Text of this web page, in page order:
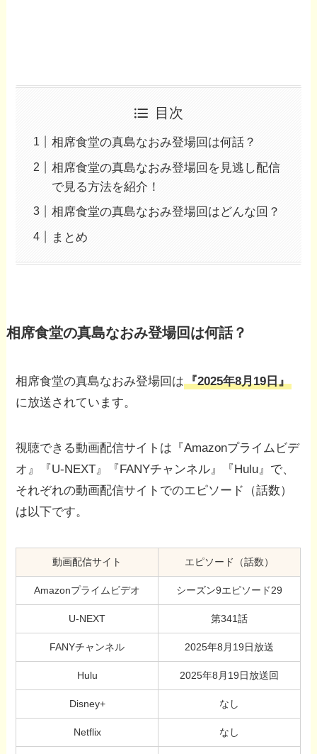
目次
相席食堂の真島なおみ登場回は何話？
相席食堂の真島なおみ登場回を見逃し配信
で見る方法を紹介！
相席食堂の真島なおみ登場回はどんな回？
まとめ
相席食堂の真島なおみ登場回は何話？
相席食堂の真島なおみ登場回は『2025年8月19日』
に放送されています。
視聴できる動画配信サイトは『Amazonプライムビデ
オ』『U-NEXT』『FANYチャンネル』『Hulu』で、
それぞれの動画配信サイトでのエピソード（話数）
は以下です。
動画配信サイト エピソード（話数）
Amazonプライムビデオ シーズン9エピソード29
U-NEXT 第341話
FANYチャンネル 2025年8月19日放送
Hulu 2025年8月19日放送回
Disney+ なし
Netflix なし